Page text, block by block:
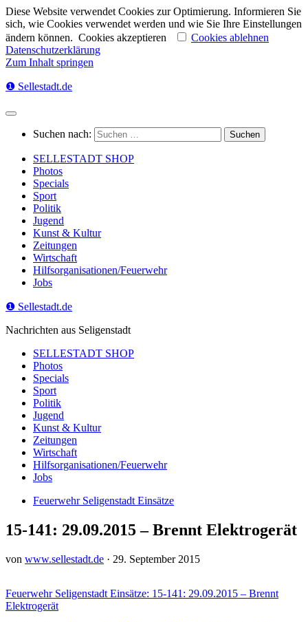
Diese Website verwendet Cookies zur Optimierung. Informieren Sie
sich, wie Cookies verwendet werden und wie Sie Ihre Einstellungen
ändern können. Cookies akzeptieren
Cookies ablehnen
Datenschutzerklärung
Zum Inhalt springen
❶ Sellestadt.de
Suchen nach:
SELLESTADT SHOP
Photos
Specials
Sport
Politik
Jugend
Kunst & Kultur
Zeitungen
Wirtschaft
Hilfsorganisationen/Feuerwehr
Jobs
❶ Sellestadt.de
Nachrichten aus Seligenstadt
SELLESTADT SHOP
Photos
Specials
Sport
Politik
Jugend
Kunst & Kultur
Zeitungen
Wirtschaft
Hilfsorganisationen/Feuerwehr
Jobs
Feuerwehr Seligenstadt Einsätze
15-141: 29.09.2015 – Brennt Elektrogerät
von www.sellestadt.de · 29. September 2015
Feuerwehr Seligenstadt Einsätze: 15-141: 29.09.2015 – Brennt
Elektrogerät